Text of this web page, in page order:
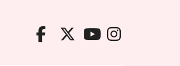
Facebook van
X van